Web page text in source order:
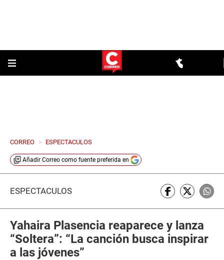
CORREO > ESPECTACULOS
Añadir Correo como fuente preferida en
ESPECTÁCULOS
Yahaira Plasencia reaparece y lanza
“Soltera”: “La canción busca inspirar
a las jóvenes”